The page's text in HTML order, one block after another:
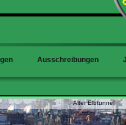
Ausschreibungen
Alter Elbtunnel